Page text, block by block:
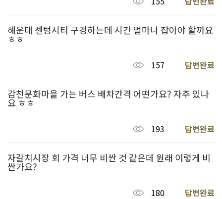
해운대 센텀시티 구경하는데 시간 얼마나 잡아야 할까요
ㅎㅎ
157 답변완료
감천문화마을 가는 버스 배차간격 어떤가요? 자주 있나
요 ㅎㅎ
193 답변완료
자갈치시장 회 가격 너무 비싼 것 같은데 원래 이렇게 비
싼가요?
180 답변완료